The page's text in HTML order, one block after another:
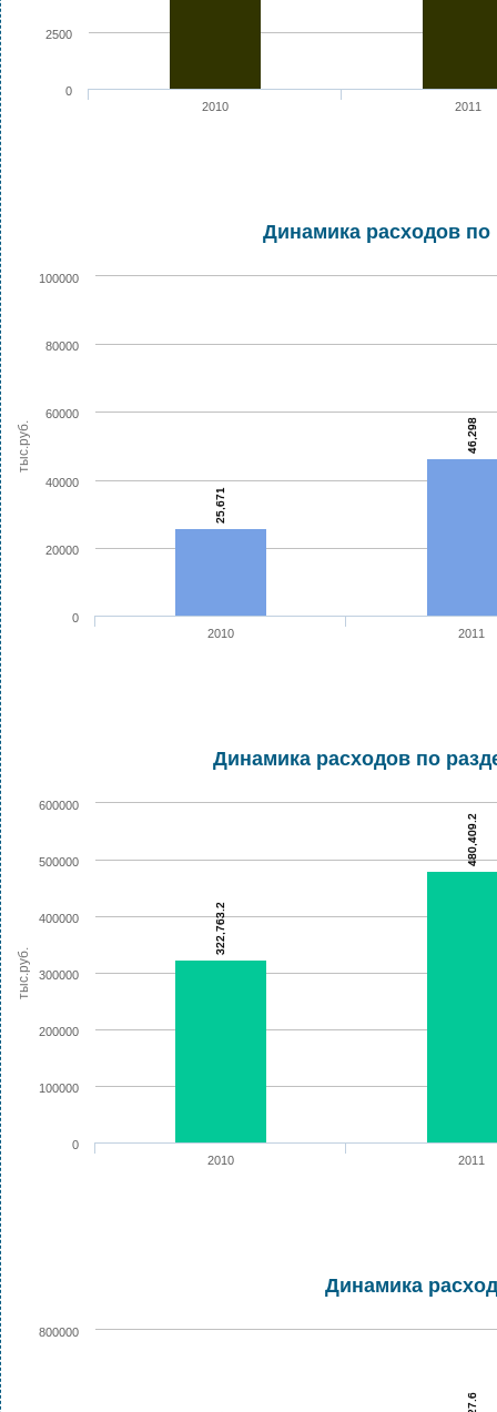
2010 2011
0
2500
тыс.руб.
Динамика расходов по
25,671
46,298
2010 2011
0
20000
40000
60000
80000
100000
тыс.руб.
Динамика расходов по
322,763.2
480,409.2
2010 2011
0
100000
200000
300000
400000
500000
600000
Динамика
800000